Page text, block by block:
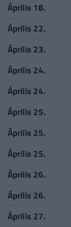
Április 18.
Április 22.
Április 23.
Április 24.
Április 24.
Április 25.
Április 25.
Április 25.
Április 26.
Április 26.
Április 27.